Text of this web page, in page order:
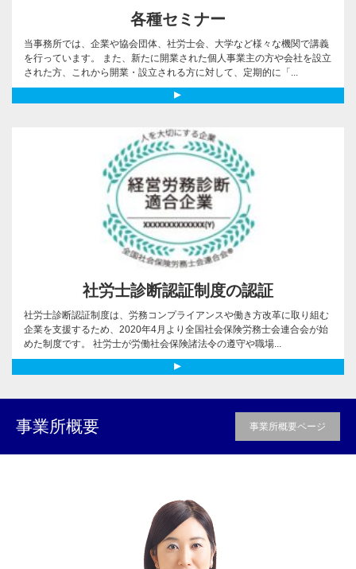
各種セミナー
当事務所では、企業や協会団体、社労士会、大学など様々な機関で講義
を行っています。 また、新たに開業された個人事業主の方や会社を設立
された方、これから開業・設立される方に対して、定期的に「...
社労士診断認証制度の認証
社労士診断認証制度は、労務コンプライアンスや働き方改革に取り組む
企業を支援するため、2020年4月より全国社会保険労務士会連合会が始
めた制度です。 社労士が労働社会保険諸法令の遵守や職場...
事業所概要 事業所概要ページ